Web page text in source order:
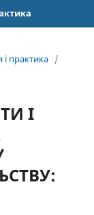
практика /
І